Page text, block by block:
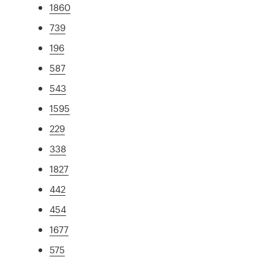
1860
739
196
587
543
1595
229
338
1827
442
454
1677
575